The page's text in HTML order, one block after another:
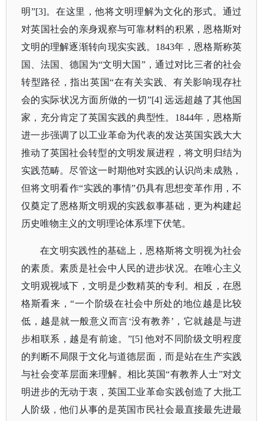
明”[3]。在这里，他将文明理解为文化的形式。通过
对英国社会的亲身观察与可靠材料的积累，恩格斯对
文明的理解逐渐转向现实实践。1843年，恩格斯称英
国、法国、德国为“文明大国”，通过对比三者的社会
转型路径，指出英国“在有关实践、有关影响现存社
会的实际状况方面所做的一切”[4] 远远超越了其他国
家，充分肯定了英国实践的典型性。1844年，恩格斯
进一步强调了以工业革命为代表的发达英国实践大大
推动了英国社会转型的文明发展进程，将文明归结为
实践范畴。尽管这一时期他对实践的认识尚未成熟，
但将文明看作“实践的事情”仍具有思想变革作用，不
仅奠定了恩格斯文明观的实践叙事基础，更为构建起
历史唯物主义的文明理论体系埋下伏笔。
在文明实践性的基础上，恩格斯将文明视为社会
的素质。素质是社会中人民的进步状况。在唯心主义
文明观视域下，文明是少数精英的专利。相反，在恩
格斯看来，“一个阶级在社会中所处的地位越是比较
低，越是就一般意义而言‘没有教养’，它就越是与进
步相联系，越是有前途。”[5] 他对不同阶级文明程度
的判断不局限于文化与道德层面，而是站在生产实践
与社会变革层面来理解。相比英国“有教养人士”对文
明进步的无动于衷，英国工业革命实践创造了大批工
人阶级，他们从事的是英国市民社会最直接最先进最